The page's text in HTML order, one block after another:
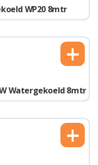
WP20 8mtr
Watergekoeld 8mtr
+
+